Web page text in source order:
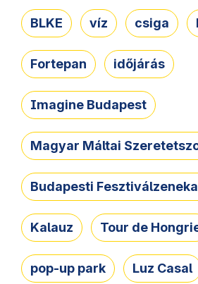
BLKE víz csiga
Fortepan időjárás
Imagine Budapest
Magyar Máltai
Budapesti
Kalauz Tour de
pop-up park Luz Casal